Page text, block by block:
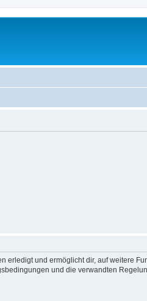
erledigt und ermöglicht dir, auf weitere
und die verwandten